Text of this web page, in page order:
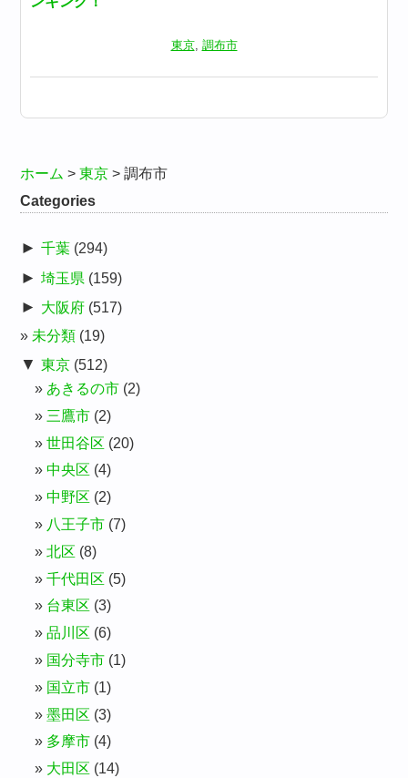
東京, 調布市
ホーム >東京 >調布市
Categories
► 千葉 (294)
► 埼玉県 (159)
► 大阪府 (517)
未分類 (19)
▼ 東京 (512)
あきるの市 (2)
三鷹市 (2)
世田谷区 (20)
中央区 (4)
中野区 (2)
八王子市 (7)
北区 (8)
千代田区 (5)
台東区 (3)
品川区 (6)
国分寺市 (1)
国立市 (1)
墨田区 (3)
多摩市 (4)
大田区 (14)